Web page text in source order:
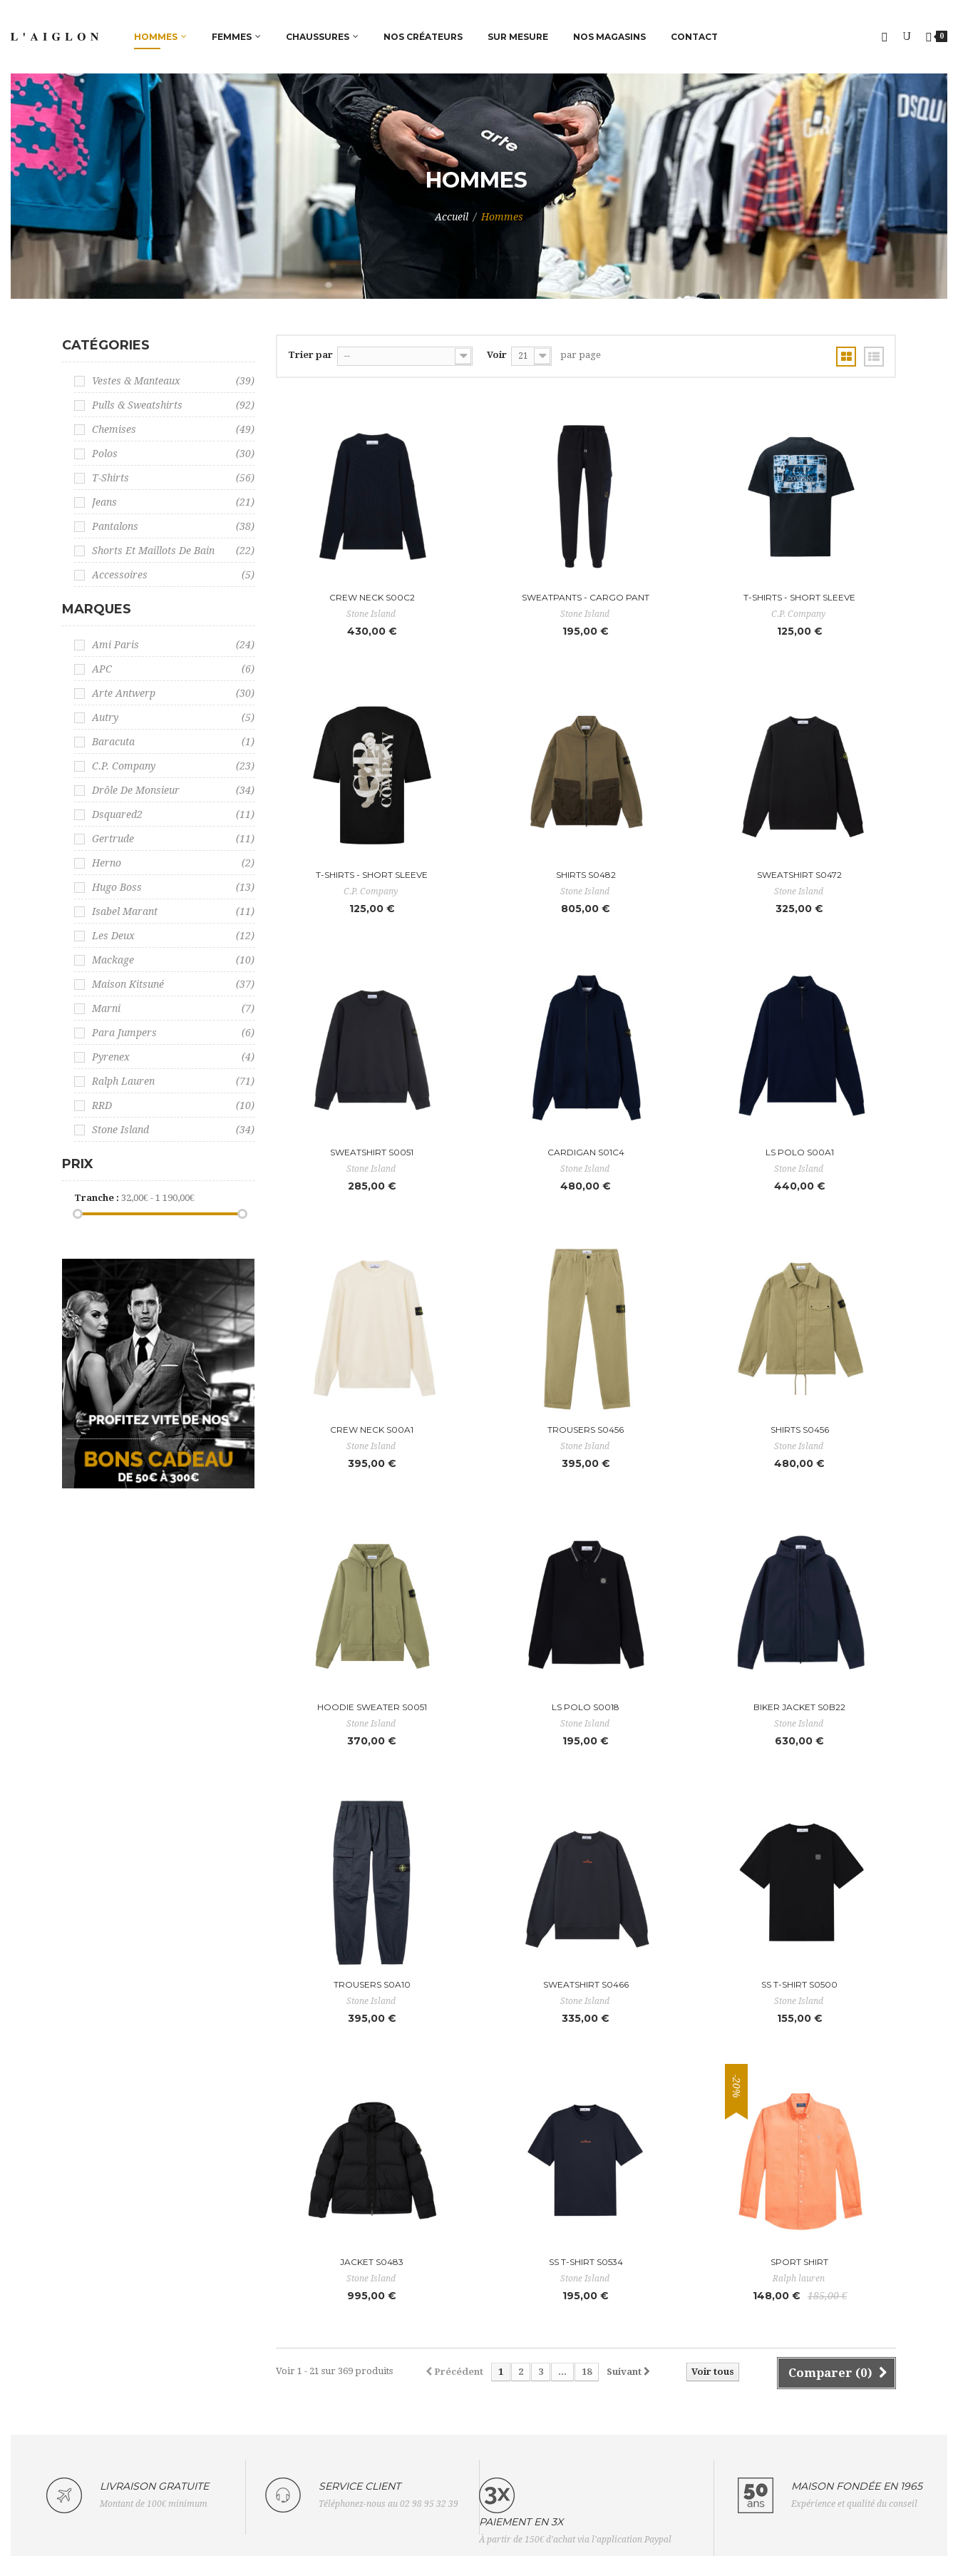
0
HOMMES FEMMES CHAUSSURES NOS CRÉATEURS SUR MESURE NOS MAGASINS CONTACT
HOMMES
Accueil / Hommes
CATÉGORIES
Vestes & Manteaux (39)
Pulls & Sweatshirts (92)
Chemises (49)
Polos (30)
T-Shirts (56)
Jeans (21)
Pantalons (38)
Shorts Et Maillots De Bain (22)
Accessoires (5)
MARQUES
Ami Paris (24)
APC (6)
Arte Antwerp (30)
Autry (5)
Baracuta (1)
C.P. Company (23)
Drôle De Monsieur (34)
Dsquared2 (11)
Gertrude (11)
Herno (2)
Hugo Boss (13)
Isabel Marant (11)
Les Deux (12)
Mackage (10)
Maison Kitsuné (37)
Marni (7)
Para Jumpers (6)
Pyrenex (4)
Ralph Lauren (71)
RRD (10)
Stone Island (34)
PRIX
Tranche : 32,00€ - 1 190,00€
Trier par -- Voir 21 par page
CREW NECK S00C2
Stone Island
430,00 €
SWEATPANTS - CARGO PANT
Stone Island
195,00 €
T-SHIRTS - SHORT SLEEVE
C.P. Company
125,00 €
T-SHIRTS - SHORT SLEEVE
C.P. Company
125,00 €
SHIRTS S0482
Stone Island
805,00 €
SWEATSHIRT S0472
Stone Island
325,00 €
SWEATSHIRT S0051
Stone Island
285,00 €
CARDIGAN S01C4
Stone Island
480,00 €
LS POLO S00A1
Stone Island
440,00 €
CREW NECK S00A1
Stone Island
395,00 €
TROUSERS S0456
Stone Island
395,00 €
SHIRTS S0456
Stone Island
480,00 €
HOODIE SWEATER S0051
Stone Island
370,00 €
LS POLO S0018
Stone Island
195,00 €
BIKER JACKET S0B22
Stone Island
630,00 €
TROUSERS S0A10
Stone Island
395,00 €
SWEATSHIRT S0466
Stone Island
335,00 €
SS T-SHIRT S0500
Stone Island
155,00 €
JACKET S0483
Stone Island
995,00 €
SS T-SHIRT S0534
Stone Island
195,00 €
-20%
SPORT SHIRT
Ralph lauren
148,00 € 185,00 €
Comparer (0)
Voir tous
Précédent 1 2 3 ... 18 Suivant
Voir 1 - 21 sur 369 produits
LIVRAISON GRATUITE
Montant de 100€ minimum
SERVICE CLIENT
Téléphonez-nous au 02 98 95 32 39
PAIEMENT EN 3X
À partir de 150€ d'achat via l'application Paypal
MAISON FONDÉE EN 1965
Expérience et qualité du conseil